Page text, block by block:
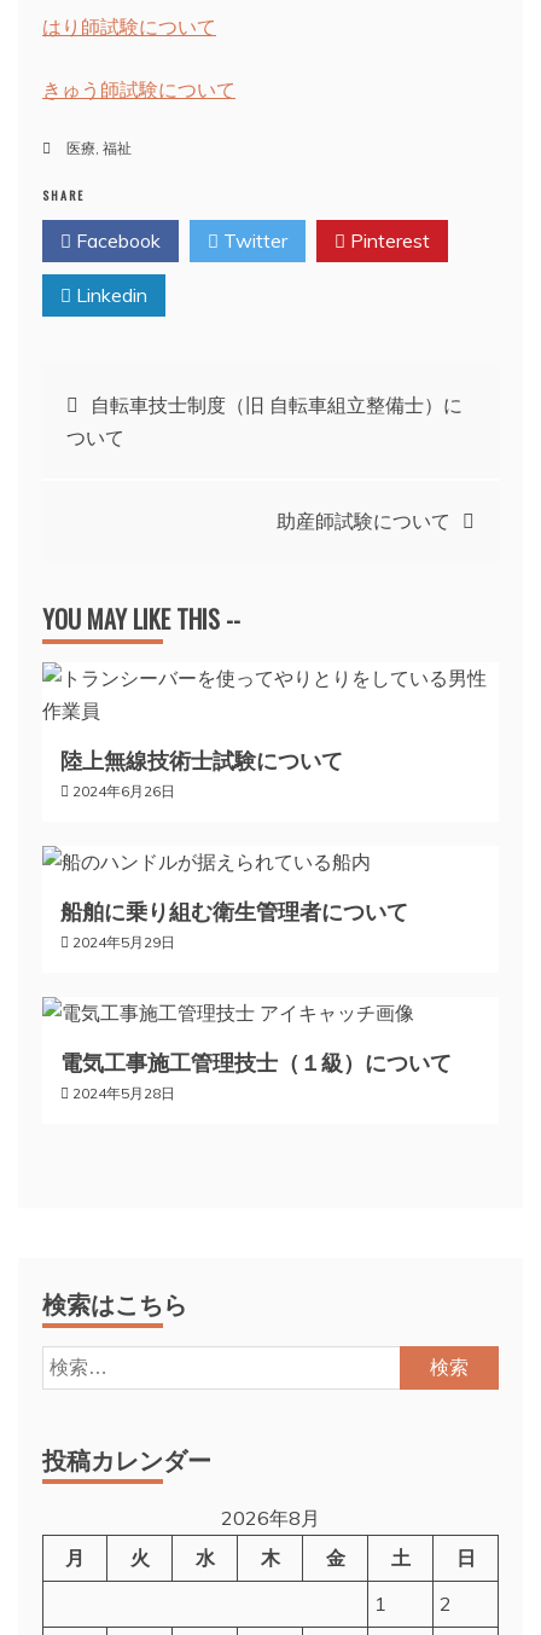
はり師試験について
きゅう師試験について
医療 福祉
SHARE
Facebook Twitter Pinterest
Linkedin
投
稿
ゲ
ー
シ
ョ
ン
自転車技士制度（旧 自転車組立整備士）に
ついて
助産師試験について
YOU MAY LIKE THIS --
陸上無線技術士試験について
2024年6月26日
船舶に乗り組む衛生管理者について
2024年5月29日
電気工事施工管理技士（１級）について
2024年5月28日
検索はこちら
検
索:
投稿カレンダー
2026年8月
月
火 水 木 金 土
日
1
2